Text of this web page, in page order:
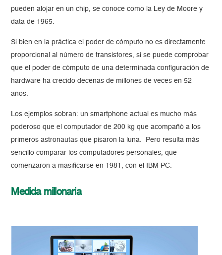
pueden alojar en un chip, se conoce como la Ley de Moore y
data de 1965.
Si bien en la práctica el poder de cómputo no es directamente
proporcional al número de transistores, si se puede comprobar
que el poder de cómputo de una determinada configuración de
hardware ha crecido decenas de millones de veces en 52
años.
Los ejemplos sobran: un smartphone actual es mucho más
poderoso que el computador de 200 kg que acompañó a los
primeros astronautas que pisaron la luna. Pero resulta más
sencillo comparar los computadores personales, que
comenzaron a masificarse en 1981, con el IBM PC.
Medida millonaria